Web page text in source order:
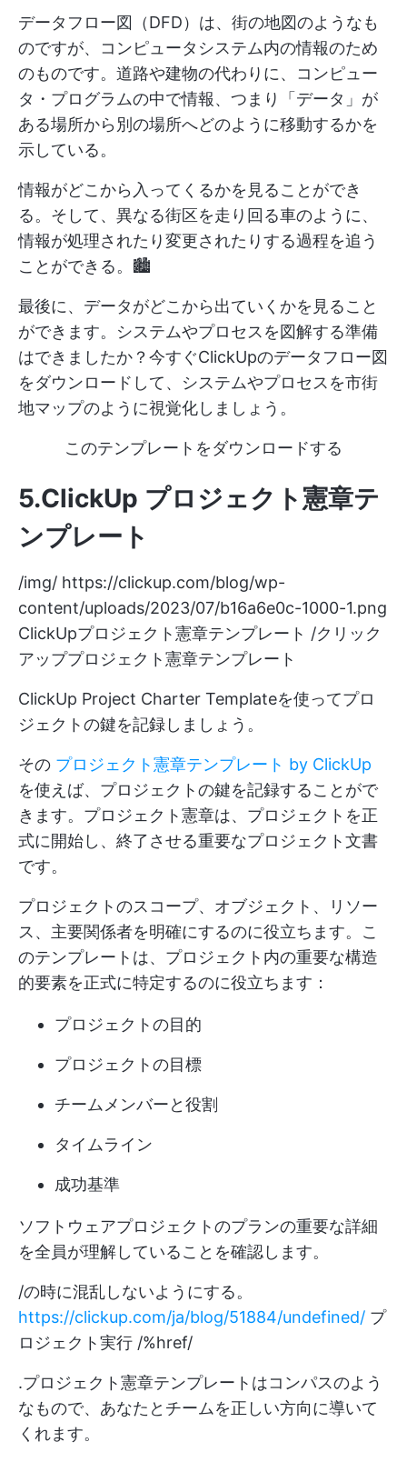
データフロー図（DFD）は、街の地図のようなも
のですが、コンピュータシステム内の情報のため
のものです。道路や建物の代わりに、コンピュー
タ・プログラムの中で情報、つまり「データ」が
ある場所から別の場所へどのように移動するかを
示している。
情報がどこから入ってくるかを見ることができ
る。そして、異なる街区を走り回る車のように、
情報が処理されたり変更されたりする過程を追う
ことができる。🏙️
最後に、データがどこから出ていくかを見ること
ができます。システムやプロセスを図解する準備
はできましたか？今すぐClickUpのデータフロー図
をダウンロードして、システムやプロセスを市街
地マップのように視覚化しましょう。
このテンプレートをダウンロードする
5.ClickUp プロジェクト憲章テ
ンプレート
/img/ https://clickup.com/blog/wp-
content/uploads/2023/07/b16a6e0c-1000-1.png
ClickUpプロジェクト憲章テンプレート /クリック
アッププロジェクト憲章テンプレート
ClickUp Project Charter Templateを使ってプロ
ジェクトの鍵を記録しましょう。
その プロジェクト憲章テンプレート by ClickUp
を使えば、プロジェクトの鍵を記録することがで
きます。プロジェクト憲章は、プロジェクトを正
式に開始し、終了させる重要なプロジェクト文書
です。
プロジェクトのスコープ、オブジェクト、リソー
ス、主要関係者を明確にするのに役立ちます。こ
のテンプレートは、プロジェクト内の重要な構造
的要素を正式に特定するのに役立ちます：
プロジェクトの目的
プロジェクトの目標
チームメンバーと役割
タイムライン
成功基準
ソフトウェアプロジェクトのプランの重要な詳細
を全員が理解していることを確認します。
/の時に混乱しないようにする。
https://clickup.com/ja/blog/51884/undefined/ プ
ロジェクト実行 /%href/
.プロジェクト憲章テンプレートはコンパスのよう
なもので、あなたとチームを正しい方向に導いて
くれます。